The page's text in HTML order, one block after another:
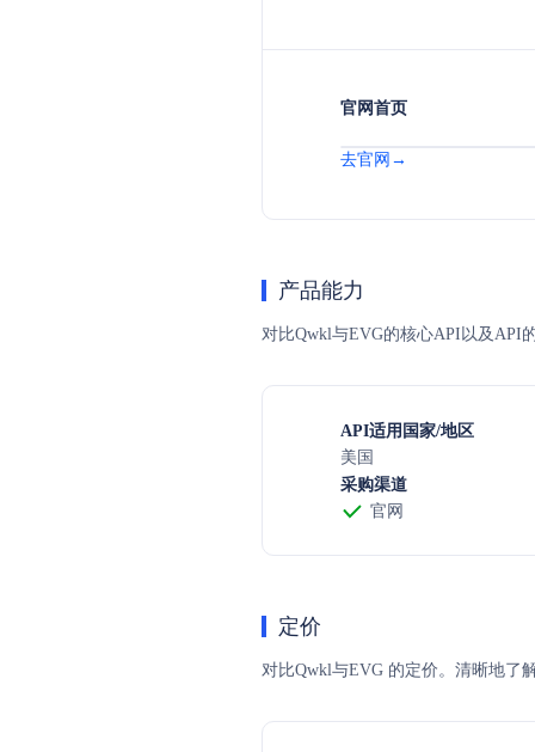
官网首页
去官网→
产品能力
对比Qwkl与EVG的核心API以及API
API适用国家/地区
美国
采购渠道
官网
定价
对比Qwkl与EVG 的定价。清晰地了